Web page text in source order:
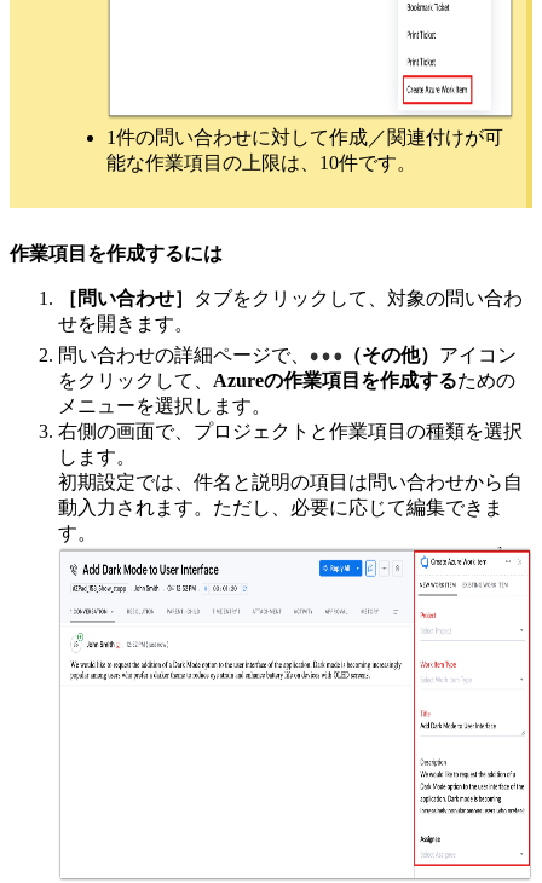
1件の問い合わせに対して作成／関連付けが可
能な作業項目の上限は、10件です。
作業項目を作成するには
［問い合わせ］
タブをクリックして、対象の問い合わ
せを開きます。
問い合わせの詳細ページで、
（その他） アイコン
をクリックして、 Azureの作業項目を作成するための
メニューを選択します。
右側の画面で、プロジェクトと作業項目の種類を選択
します。
初期設定では、件名と説明の項目は問い合わせから自
動入力されます。ただし、必要に応じて編集できま
す。